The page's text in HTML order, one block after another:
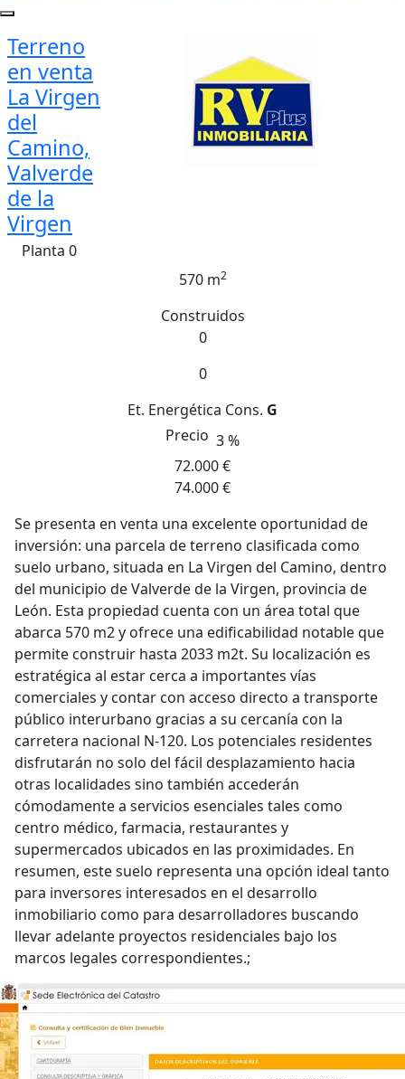
Terreno
en venta
La Virgen
del
Camino,
Valverde
de la
Virgen
Planta 0
570 m2
Construidos
0
0
Et. Energética Cons. G
Precio 3 %
72.000 €
74.000 €
Se presenta en venta una excelente oportunidad de
inversión: una parcela de terreno clasificada como
suelo urbano, situada en La Virgen del Camino, dentro
del municipio de Valverde de la Virgen, provincia de
León. Esta propiedad cuenta con un área total que
abarca 570 m2 y ofrece una edificabilidad notable que
permite construir hasta 2033 m2t. Su localización es
estratégica al estar cerca a importantes vías
comerciales y contar con acceso directo a transporte
público interurbano gracias a su cercanía con la
carretera nacional N-120. Los potenciales residentes
disfrutarán no solo del fácil desplazamiento hacia
otras localidades sino también accederán
cómodamente a servicios esenciales tales como
centro médico, farmacia, restaurantes y
supermercados ubicados en las proximidades. En
resumen, este suelo representa una opción ideal tanto
para inversores interesados en el desarrollo
inmobiliario como para desarrolladores buscando
llevar adelante proyectos residenciales bajo los
marcos legales correspondientes.;